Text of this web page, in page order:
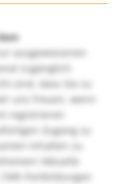
ausgewiesenen
zugänglich
sind, dass Sie zu
uns freuen, wenn
registrieren
Zugang zu
Inhalten zu
Aktuelle
Fortbildungen